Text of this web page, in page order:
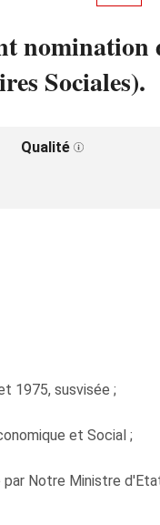
Sociales).
Qualité
1975, susvisée ;
et Social ;
par Notre Ministre